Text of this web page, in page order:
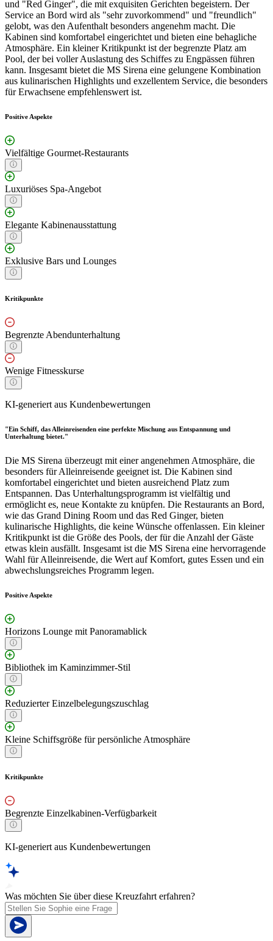
und "Red Ginger", die mit exquisiten Gerichten begeistern. Der
Service an Bord wird als "sehr zuvorkommend" und "freundlich"
gelobt, was den Aufenthalt besonders angenehm macht. Die
Kabinen sind komfortabel eingerichtet und bieten eine behagliche
Atmosphäre. Ein kleiner Kritikpunkt ist der begrenzte Platz am
Pool, der bei voller Auslastung des Schiffes zu Engpässen führen
kann. Insgesamt bietet die MS Sirena eine gelungene Kombination
aus kulinarischen Highlights und exzellentem Service, die besonders
für Erwachsene empfehlenswert ist.
Positive Aspekte
Vielfältige Gourmet-Restaurants
Luxuriöses Spa-Angebot
Elegante Kabinenausstattung
Exklusive Bars und Lounges
Kritikpunkte
Begrenzte Abendunterhaltung
Wenige Fitnesskurse
KI-generiert aus Kundenbewertungen
"Ein Schiff, das Alleinreisenden eine perfekte Mischung aus Entspannung und
Unterhaltung bietet."
Die MS Sirena überzeugt mit einer angenehmen Atmosphäre, die
besonders für Alleinreisende geeignet ist. Die Kabinen sind
komfortabel eingerichtet und bieten ausreichend Platz zum
Entspannen. Das Unterhaltungsprogramm ist vielfältig und
ermöglicht es, neue Kontakte zu knüpfen. Die Restaurants an Bord,
wie das Grand Dining Room und das Red Ginger, bieten
kulinarische Highlights, die keine Wünsche offenlassen. Ein kleiner
Kritikpunkt ist die Größe des Pools, der für die Anzahl der Gäste
etwas klein ausfällt. Insgesamt ist die MS Sirena eine hervorragende
Wahl für Alleinreisende, die Wert auf Komfort, gutes Essen und ein
abwechslungsreiches Programm legen.
Positive Aspekte
Horizons Lounge mit Panoramablick
Bibliothek im Kaminzimmer-Stil
Reduzierter Einzelbelegungszuschlag
Kleine Schiffsgröße für persönliche Atmosphäre
Kritikpunkte
Begrenzte Einzelkabinen-Verfügbarkeit
KI-generiert aus Kundenbewertungen
Was möchten Sie über diese Kreuzfahrt erfahren?